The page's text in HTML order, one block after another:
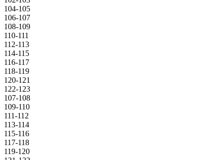
104-105
106-107
108-109
110-111
112-113
114-115
116-117
118-119
120-121
122-123
107-108
109-110
111-112
113-114
115-116
117-118
119-120